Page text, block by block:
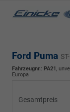
Ford Puma
Fahrzeugnr.: PA21 ,
Europa
Gesamtpreis